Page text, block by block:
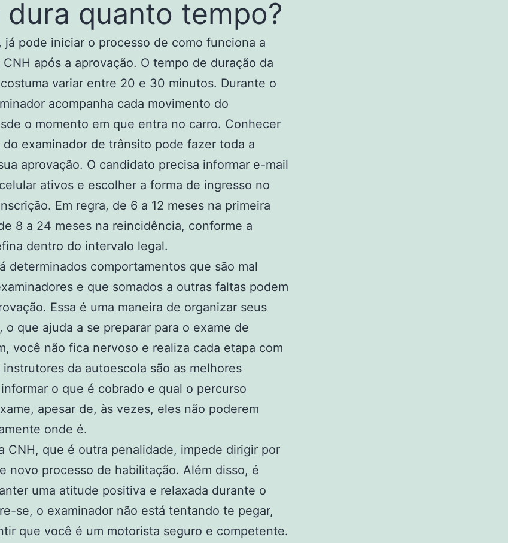
quanto tempo?
já pode iniciar o processo de como funciona a
após a aprovação. O tempo de duração da
variar entre 20 e 30 minutos. Durante o
acompanha cada movimento do
o momento em que entra no carro. Conhecer
do examinador de trânsito pode fazer toda a
aprovação. O candidato precisa informar e-mail
ativos e escolher a forma de ingresso no
Em regra, de 6 a 12 meses na primeira
8 a 24 meses na reincidência, conforme a
dentro do intervalo legal.
determinados comportamentos que são mal
e que somados a outras faltas podem
Essa é uma maneira de organizar seus
o que ajuda a se preparar para o exame de
você não fica nervoso e realiza cada etapa com
da autoescola são as melhores
o que é cobrado e qual o percurso
apesar de, às vezes, eles não poderem
onde é.
CNH, que é outra penalidade, impede dirigir por
novo processo de habilitação. Além disso, é
uma atitude positiva e relaxada durante o
se, o examinador não está tentando te pegar,
que você é um motorista seguro e competente.